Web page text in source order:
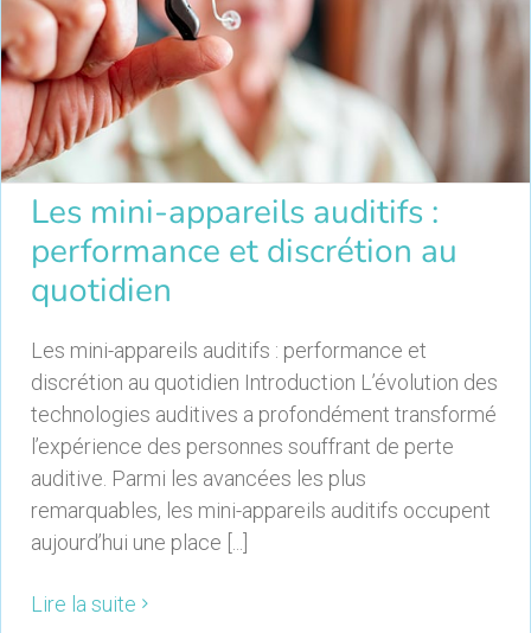
Les mini-appareils auditifs :
performance et discrétion au
quotidien
Les mini-appareils auditifs : performance et
discrétion au quotidien Introduction L’évolution des
technologies auditives a profondément transformé
l’expérience des personnes souffrant de perte
auditive. Parmi les avancées les plus
remarquables, les mini-appareils auditifs occupent
aujourd’hui une place [...]
Lire la suite